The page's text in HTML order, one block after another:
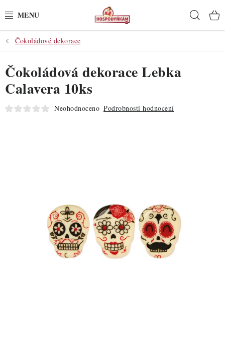
na
POTŘEBY
POMŮCKY
SUROVINY
ZDRAVÉ PEČENÍ
DÁRKOVÉ POUKAZY
Čokoládové dekorace
Čokoládová dekorace Lebka
Calavera 10ks
Neohodnoceno Podrobnosti hodnocení